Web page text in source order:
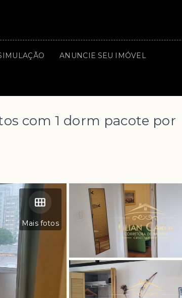
ANUNCIE SEU IMÓVEL
com 1 dorm pacote por
Mais fotos